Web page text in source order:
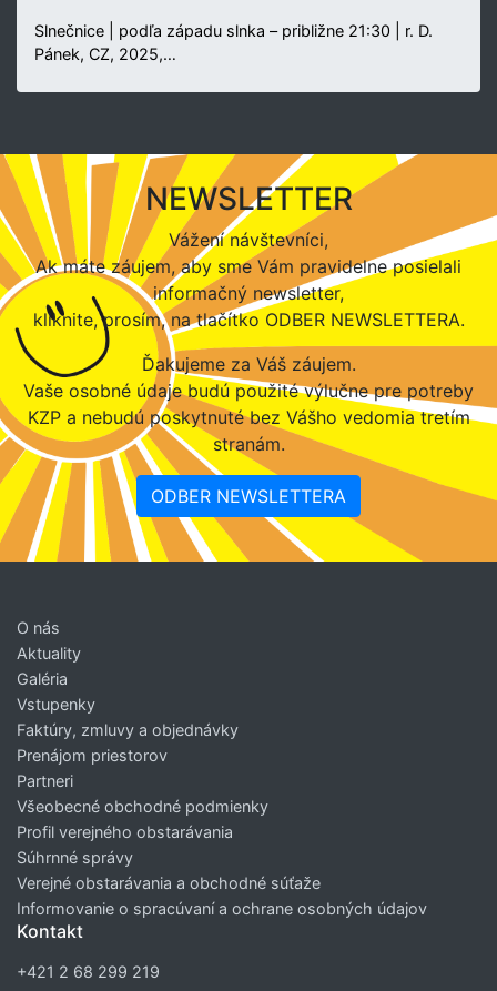
Slnečnice | podľa západu slnka – približne 21:30 | r. D.
Pánek, CZ, 2025,…
NEWSLETTER
Vážení návštevníci,
Ak máte záujem, aby sme Vám pravidelne posielali
informačný newsletter,
kliknite, prosím, na tlačítko ODBER NEWSLETTERA.
Ďakujeme za Váš záujem.
Vaše osobné údaje budú použité výlučne pre potreby
KZP a nebudú poskytnuté bez Vášho vedomia tretím
stranám.
ODBER NEWSLETTERA
O nás
Aktuality
Galéria
Vstupenky
Faktúry, zmluvy a objednávky
Prenájom priestorov
Partneri
Všeobecné obchodné podmienky
Profil verejného obstarávania
Súhrnné správy
Verejné obstarávania a obchodné súťaže
Informovanie o spracúvaní a ochrane osobných údajov
Kontakt
+421 2 68 299 219